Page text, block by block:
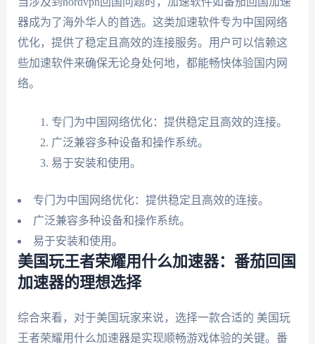
器成为了海外华人的首选。这类加速软件专为中国网络
优化，提供了稳定且高效的连接服务。用户可以信赖这
些加速软件来确保无论身处何地，都能畅快体验国内网
络。
专门为中国网络优化：提供稳定且高效的连接。
广泛兼容多种设备和操作系统。
易于安装和使用。
专门为中国网络优化：提供稳定且高效的连接。
广泛兼容多种设备和操作系统。
易于安装和使用。
美国玩王者荣耀用什么加速器：番茄回国
加速器的理想选择
综合来看，对于美国玩家来说，选择一款合适的 美国玩
王者荣耀用什么加速器是实现顺畅游戏体验的关键。番